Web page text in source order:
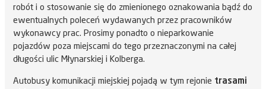
robót i o stosowanie się do zmienionego oznakowania bądź do
ewentualnych poleceń wydawanych przez pracowników
wykonawcy prac. Prosimy ponadto o nieparkowanie
pojazdów poza miejscami do tego przeznaczonymi na całej
długości ulic Młynarskiej i Kolberga.
Autobusy komunikacji miejskiej pojadą w tym rejonie trasami